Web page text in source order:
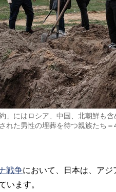
」にはロシア、中国、北朝鮮も
れた男性の埋葬を待つ親族たち
戦争において、日本は、ア
います。